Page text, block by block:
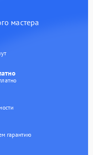
мастера
гарантию